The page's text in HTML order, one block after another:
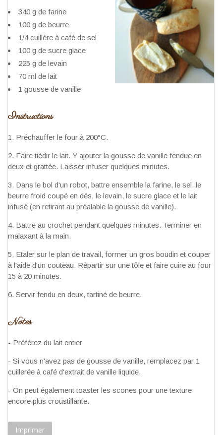
340 g de farine
100 g de beurre
1/4 cuillère à café de sel
100 g de sucre glace
225 g de levain
70 ml de lait
1 gousse de vanille
Instructions
Préchauffer le four à 200°C.
Faire tiédir le lait. Y ajouter la gousse de vanille fendue en
deux et grattée. Laisser infuser quelques minutes.
Dans le bol d'un robot, battre ensemble la farine, le sel, le
beurre froid coupé en dés, le levain, le sucre glace et le lait
infusé (en retirant au préalable la gousse de vanille).
Battre au crochet pendant quelques minutes. Terminer en
malaxant à la main.
Etaler sur le plan de travail, former un gros boudin et couper
à l'aide d'un couteau. Répartir sur une tôle et faire cuire au four
15 à 20 minutes.
Servir fendu en deux, tartiné de beurre.
Notes
- Préférez du lait entier
- Si vous n'avez pas de gousse de vanille, remplacez par 1
cuillerée à café d'extrait de vanille liquide.
- On peut également toaster les scones pour une texture
encore plus croustillante.
Imprimer